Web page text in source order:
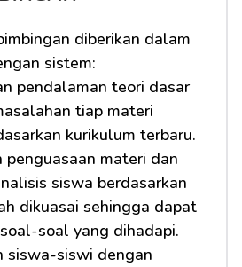
diberikan dalam
sistem:
pendalaman teori dasar
tiap materi
kurikulum terbaru.
penguasaan materi dan
siswa berdasarkan
dikuasai sehingga dapat
soal yang dihadapi.